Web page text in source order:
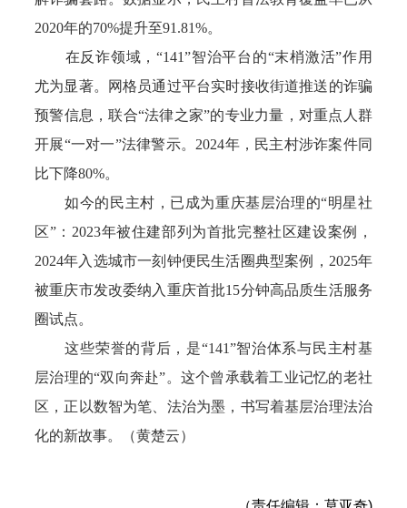
2020年的70%提升至91.81%。
在反诈领域，“141”智治平台的“末梢激活”作用
尤为显著。网格员通过平台实时接收街道推送的诈骗
预警信息，联合“法律之家”的专业力量，对重点人群
开展“一对一”法律警示。2024年，民主村涉诈案件同
比下降80%。
如今的民主村，已成为重庆基层治理的“明星社
区”：2023年被住建部列为首批完整社区建设案例，
2024年入选城市一刻钟便民生活圈典型案例，2025年
被重庆市发改委纳入重庆首批15分钟高品质生活服务
圈试点。
这些荣誉的背后，是“141”智治体系与民主村基
层治理的“双向奔赴”。这个曾承载着工业记忆的老社
区，正以数智为笔、法治为墨，书写着基层治理法治
化的新故事。（黄楚云）